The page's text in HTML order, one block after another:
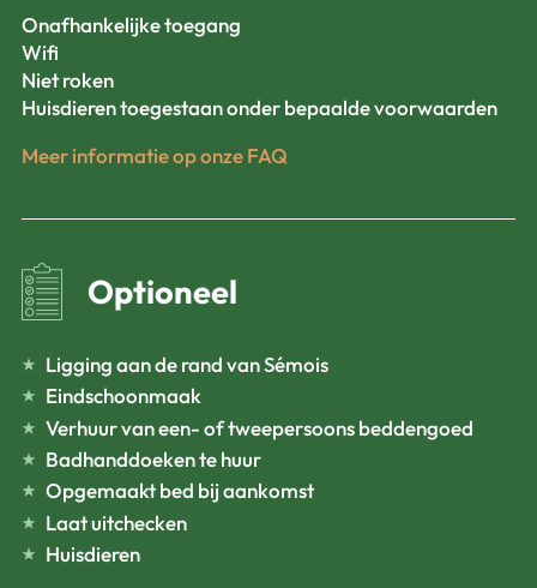
Onafhankelijke toegang
Wifi
Niet roken
Huisdieren toegestaan onder bepaalde voorwaarden
Meer informatie op onze FAQ
Optioneel
Ligging aan de rand van Sémois
Eindschoonmaak
Verhuur van een- of tweepersoons beddengoed
Badhanddoeken te huur
Opgemaakt bed bij aankomst
Laat uitchecken
Huisdieren